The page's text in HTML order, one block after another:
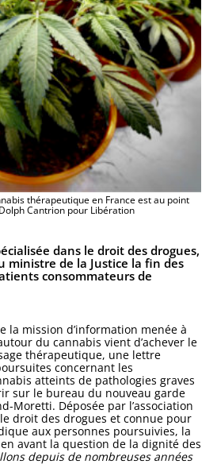
thérapeutique en France est au point
Cantrion pour Libération
dans le droit des drogues,
ministre de la Justice la fin des
consommateurs de
la mission d’information menée à
du cannabis vient d’achever le
thérapeutique, une lettre
concernant les
atteints de pathologies graves
sur le bureau du nouveau garde
Moretti. Déposée par l’association
droit des drogues et connue pour
aux personnes poursuivies, la
avant la question de la dignité des
depuis de nombreuses années